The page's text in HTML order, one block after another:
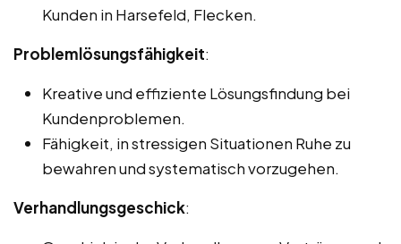
Kunden in Harsefeld, Flecken.
Problemlösungsfähigkeit:
Kreative und effiziente Lösungsfindung bei
Kundenproblemen.
Fähigkeit, in stressigen Situationen Ruhe zu
bewahren und systematisch vorzugehen.
Verhandlungsgeschick: